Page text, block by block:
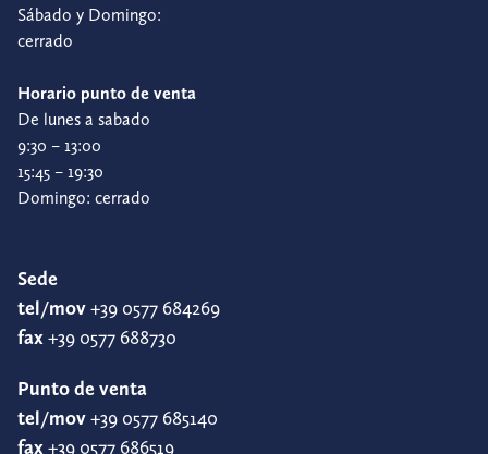
Sábado y Domingo:
cerrado
Horario punto de venta
De lunes a sabado
9:30 – 13:00
15:45 – 19:30
Domingo: cerrado
Sede
tel/mov+39 0577 684269
fax+39 0577 688730
Punto de venta
tel/mov+39 0577 685140
fax+39 0577 686519